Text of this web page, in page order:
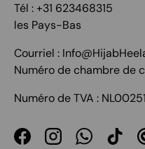
Tél : +31 623468315
les Pays-Bas
Courriel :
Numéro de chambre de
Numéro de TVA :
FacebookInstagramWhatsApp